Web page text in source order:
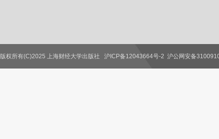
联系我们
版权所有(C)2025 上海财经大学出版社 沪ICP备12043664号-2 沪公网安备